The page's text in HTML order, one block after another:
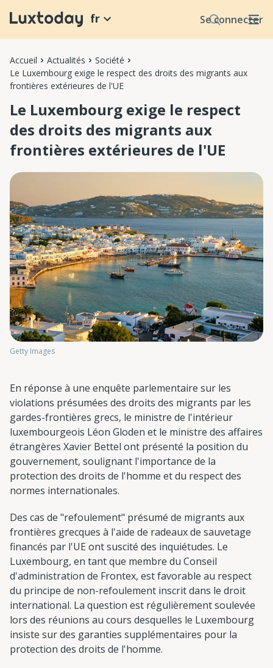
Se connecter
fr
Accueil Actualités
Société
Le Luxembourg exige le respect des droits des migrants aux
frontières extérieures de l'UE
Le Luxembourg exige le respect
des droits des migrants aux
frontières extérieures de l'UE
Getty Images
En réponse à une enquête parlementaire sur les
violations présumées des droits des migrants par les
gardes-frontières grecs, le ministre de l'intérieur
luxembourgeois Léon Gloden et le ministre des affaires
étrangères Xavier Bettel ont présenté la position du
gouvernement, soulignant l'importance de la
protection des droits de l'homme et du respect des
normes internationales.
Des cas de "refoulement" présumé de migrants aux
frontières grecques à l'aide de radeaux de sauvetage
financés par l'UE ont suscité des inquiétudes. Le
Luxembourg, en tant que membre du Conseil
d'administration de Frontex, est favorable au respect
du principe de non-refoulement inscrit dans le droit
international. La question est régulièrement soulevée
lors des réunions au cours desquelles le Luxembourg
insiste sur des garanties supplémentaires pour la
protection des droits de l'homme.